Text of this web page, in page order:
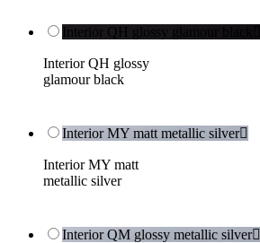
Interior QH glossy glamour black
Interior QH glossy
glamour black
Interior MY matt metallic silver
Interior MY matt
metallic silver
Interior QM glossy metallic silver